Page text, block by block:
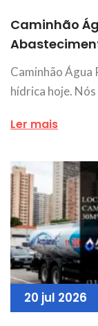
Caminhão
Caminhão Água
hídrica hoje.
Ler mais
20 jul 2026